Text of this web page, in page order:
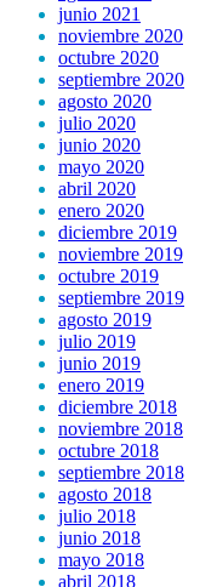
junio 2021
noviembre 2020
octubre 2020
septiembre 2020
agosto 2020
julio 2020
junio 2020
mayo 2020
abril 2020
enero 2020
diciembre 2019
noviembre 2019
octubre 2019
septiembre 2019
agosto 2019
julio 2019
junio 2019
enero 2019
diciembre 2018
noviembre 2018
octubre 2018
septiembre 2018
agosto 2018
julio 2018
junio 2018
mayo 2018
abril 2018